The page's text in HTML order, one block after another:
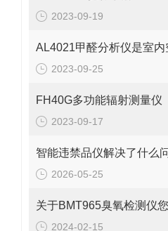
2023-09-19
2023-09-25
FH40G多功能辐射测量仪
2023-09-17
智能违禁品仪解决了什么
2026-05-25
关于BMT965臭氧检测仪
2024-02-15